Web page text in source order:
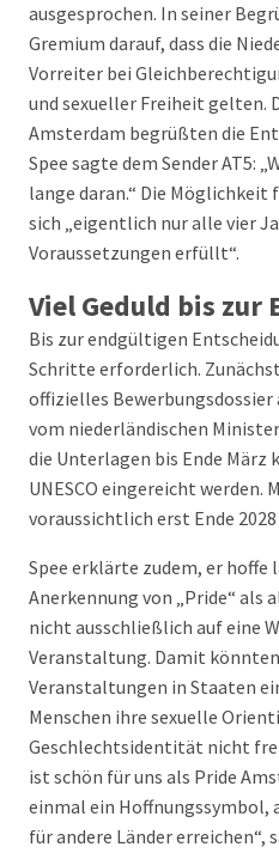
ausgesprochen. In seiner
Gremium darauf, dass die
Vorreiter bei
und sexueller Freiheit gelten.
Amsterdam begrüßten die
Spee sagte dem Sender AT5:
lange daran.“ Die
sich „eigentlich nur alle vier
Voraussetzungen erfüllt“.
Viel Geduld bis zur
Bis zur endgültigen
Schritte erforderlich.
offizielles Bewerbungsdossier
vom niederländischen
die Unterlagen bis Ende März
UNESCO eingereicht werden.
voraussichtlich erst Ende
Spee erklärte zudem, er
Anerkennung von „Pride“ als
nicht ausschließlich auf eine
Veranstaltung. Damit
Veranstaltungen in Staaten
Menschen ihre sexuelle
Geschlechtsidentität nicht
ist schön für uns als Pride
einmal ein Hoffnungssymbol,
für andere Länder erreichen“,